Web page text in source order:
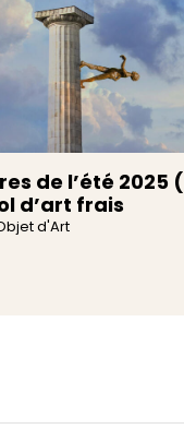
de l’été 2025
d’art frais
d'Art